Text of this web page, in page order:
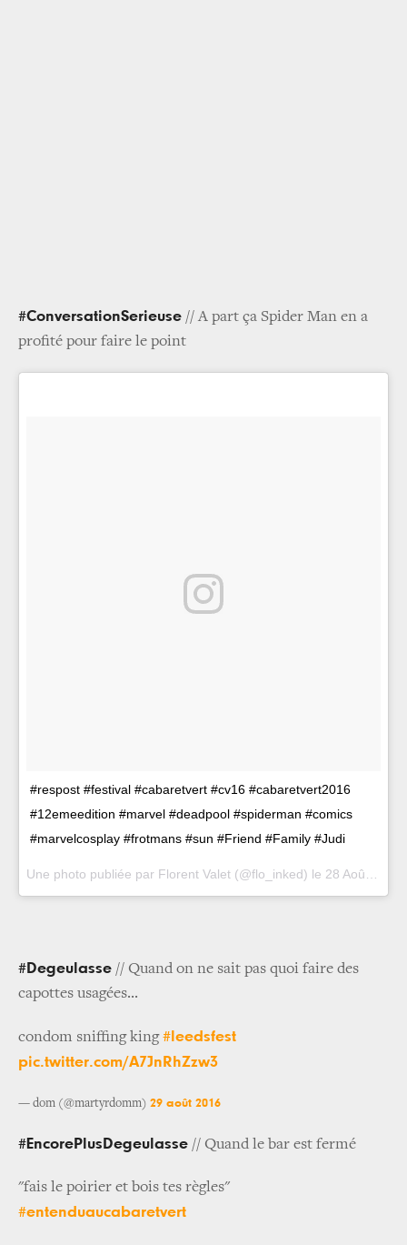
#ConversationSerieuse // A part ça Spider Man en a
profité pour faire le point
#respost #festival #cabaretvert #cv16 #cabaretvert2016
#12emeedition #marvel #deadpool #spiderman #comics
#marvelcosplay #frotmans #sun #Friend #Family #Judi
Une photo publiée par Florent Valet (@flo_inked) le 28 Août 2016 à 13h29 PDT
#Degeulasse // Quand on ne sait pas quoi faire des
capottes usagées...
condom sniffing king#leedsfest
pic.twitter.com/A7JnRhZzw3
— dom (@martyrdomm) 29 août 2016
#EncorePlusDegeulasse // Quand le bar est fermé
"fais le poirier et bois tes règles"
#entenduaucabaretvert